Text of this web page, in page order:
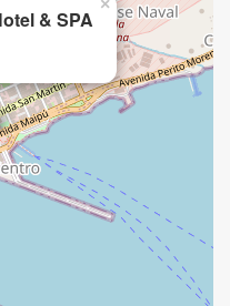
& SPA